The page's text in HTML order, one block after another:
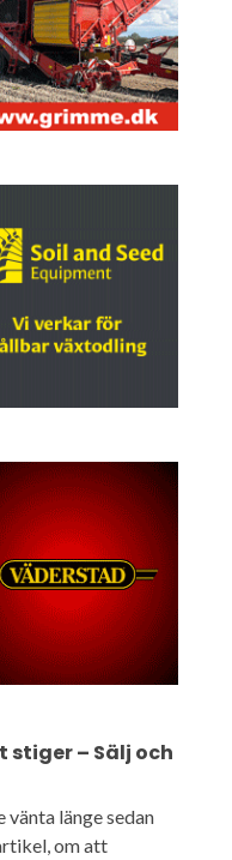
stiger – Sälj och
länge sedan
om att